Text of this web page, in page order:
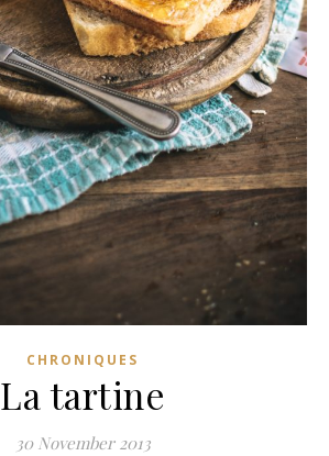
CHRONIQUES
La tartine
30 November 2013